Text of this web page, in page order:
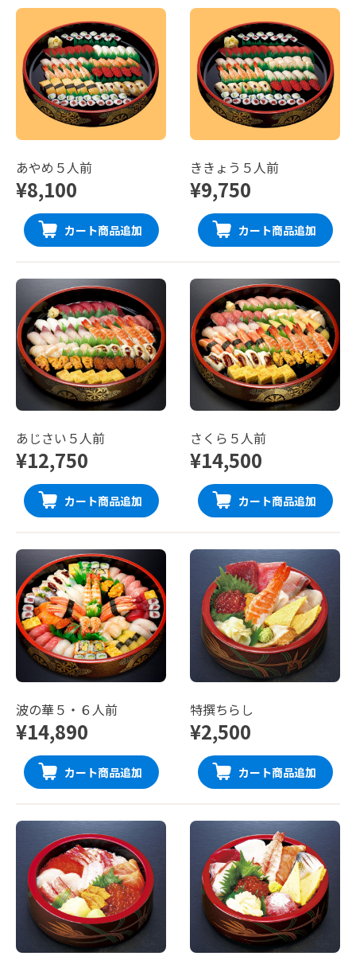
あやめ５人前
¥8,100
カート商品追加
ききょう５人前
¥9,750
カート商品追加
あじさい５人前
¥12,750
カート商品追加
さくら５人前
¥14,500
カート商品追加
波の華５・６人前
¥14,890
カート商品追加
特撰ちらし
¥2,500
カート商品追加